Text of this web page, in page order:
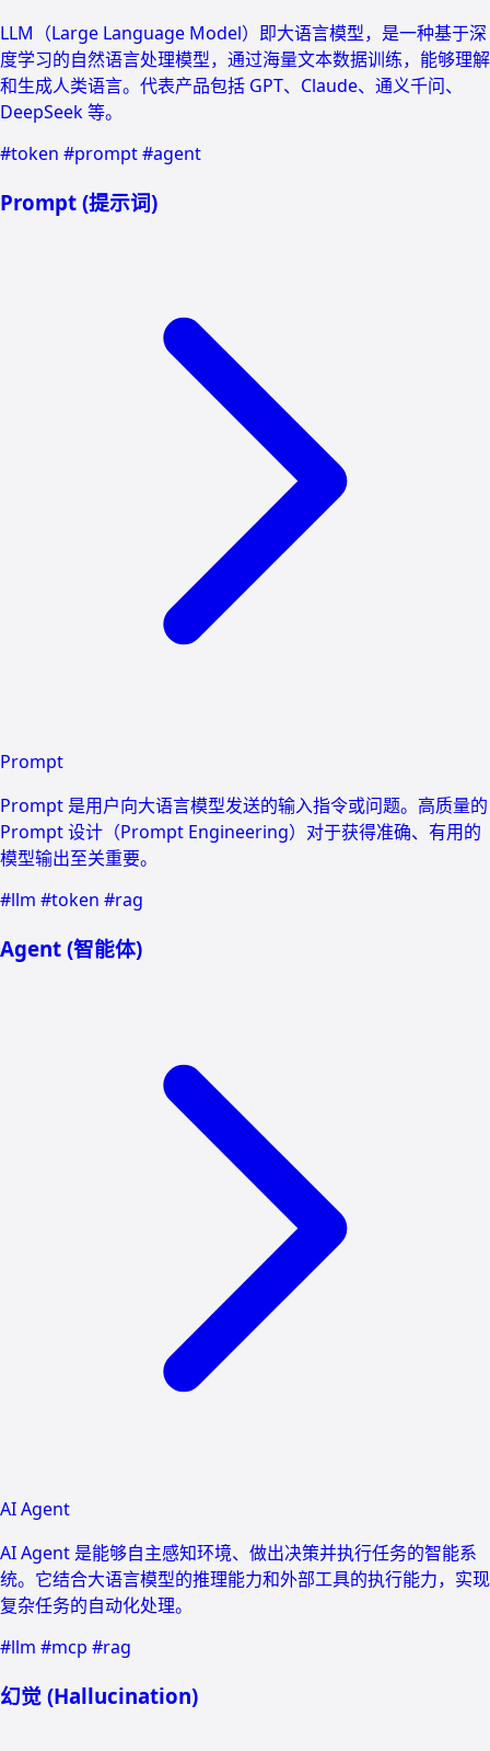
LLM（Large Language Model）即大语言模型，是一种基于深
度学习的自然语言处理模型，通过海量文本数据训练，能够理解
和生成人类语言。代表产品包括 GPT、Claude、通义千问、
DeepSeek 等。
#token #prompt#agent
Prompt (提示词)
Prompt
Prompt 是用户向大语言模型发送的输入指令或问题。高质量的
Prompt 设计（Prompt Engineering）对于获得准确、有用的
模型输出至关重要。
#llm #token #rag
Agent (智能体)
AI Agent
AI Agent 是能够自主感知环境、做出决策并执行任务的智能系
统。它结合大语言模型的推理能力和外部工具的执行能力，实现
复杂任务的自动化处理。
#llm #mcp #rag
幻觉 (Hallucination)